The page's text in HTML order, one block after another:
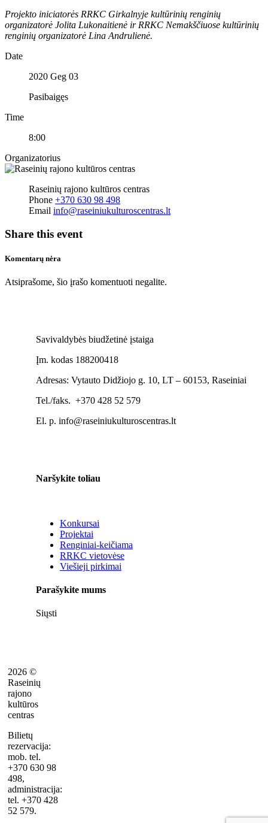
Projekto iniciatorės RRKC Girkalnyje kultūrinių renginių
organizatorė Jolita Lukonaitienė ir RRKC Nemakščiuose kultūrinių
renginių organizatorė Lina Andrulienė.
Date
2020 Geg 03
Pasibaigęs
Time
8:00
Organizatorius
Raseinių rajono kultūros centras
Phone +370 630 98 498
Email info@raseiniukulturoscentras.lt
Share this event
Komentarų nėra
Atsiprašome, šio įrašo komentuoti negalite.
Savivaldybės biudžetinė įstaiga
Įm. kodas 188200418
Adresas: Vytauto Didžiojo g. 10, LT – 60153, Raseiniai
Tel./faks. +370 428 52 579
El. p. info@raseiniukulturoscentras.lt
Naršykite toliau
Konkursai
Projektai
Renginiai-keičiama
RRKC vietovėse
Viešieji pirkimai
Parašykite mums
Siųsti
2026 ©
Raseinių
rajono
kultūros
centras
Bilietų
rezervacija:
mob. tel.
+370 630 98
498,
administracija:
tel. +370 428
52 579.